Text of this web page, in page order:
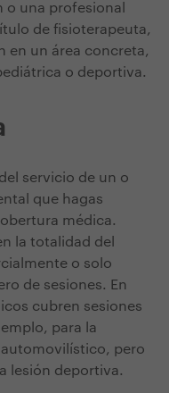
o una profesional
de fisioterapeuta,
en un área concreta,
o deportiva.
servicio de un o
que hagas
médica.
la totalidad del
o solo
de sesiones. En
cubren sesiones
para la
pero
lesión deportiva.